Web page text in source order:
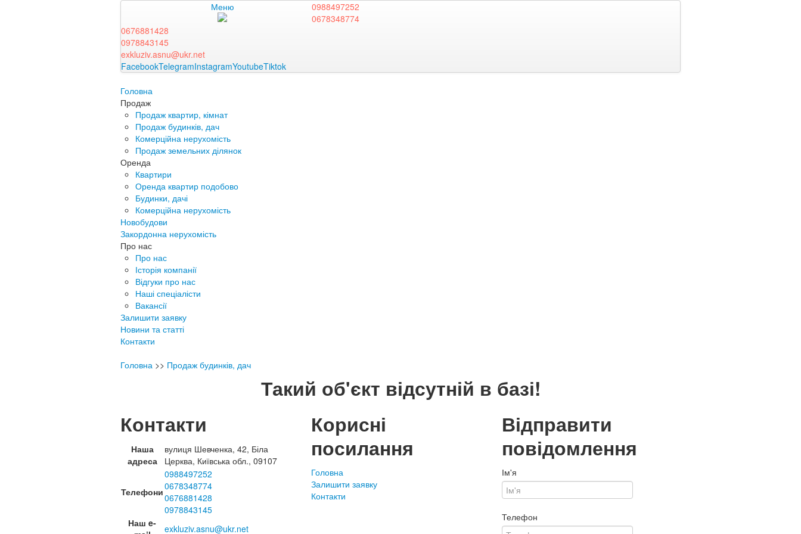
Меню
0988497252
0678348774
0676881428
0978843145
exkluziv.asnu@ukr.net
FacebookTelegramInstagramYoutubeTiktok
Головна
Продаж
Продаж квартир, кімнат
Продаж будинків, дач
Комерційна нерухомість
Продаж земельних ділянок
Оренда
Квартири
Оренда квартир подобово
Будинки, дачі
Комерційна нерухомість
Новобудови
Закордонна нерухомість
Про нас
Про нас
Історія компанії
Відгуки про нас
Наші спеціалісти
Вакансії
Залишити заявку
Новини та статті
Контакти
Головна >> Продаж будинків, дач
Такий об'єкт відсутній в базі!
Контакти
Наша
адреса
вулиця Шевченка, 42, Біла
Церква, Київська обл., 09107
Телефони
0988497252
0678348774
0676881428
0978843145
Наш e-
exkluziv.asnu@ukr.net
Корисні
посилання
Головна
Залишити заявку
Контакти
Відправити
повідомлення
Ім'я
Телефон